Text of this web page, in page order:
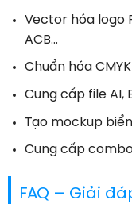
Vector hóa logo
ACB…
Chuẩn hóa
Cung cấp file AI,
Tạo mockup
Cung cấp combo
FAQ – Giải